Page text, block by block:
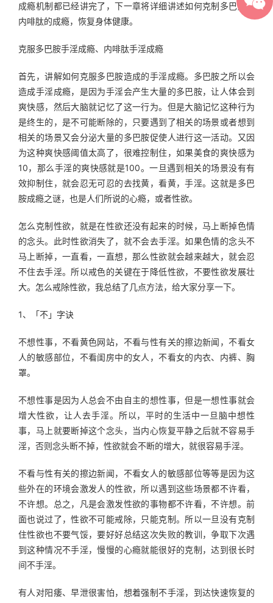
成瘾机制都已经讲完了，下一章将详细讲述如何克制多巴胺、
内啡肽的成瘾，恢复身体健康。
克服多巴胺手淫成瘾、内啡肽手淫成瘾
首先，讲解如何克服多巴胺造成的手淫成瘾。多巴胺之所以会
造成手淫成瘾，是因为手淫会产生大量的多巴胺，让人体会到
爽快感，然后大脑就记忆了这一行为。但是大脑记忆这种行为
是终生的，是不可能断除的，只要遇到了相关的场景或者想到
相关的场景又会分泌大量的多巴胺促使人进行这一活动。又因
为这种爽快感阈值太高了，很难控制住，如果美食的爽快感为
10，那么手淫的爽快感就是100。一旦遇到相关的场景没有有
效抑制住，就会忍无可忍的去找黄，看黄，手淫。这就是多巴
胺成瘾之谜，也是人们所说的心瘾，或者性欲。
怎么克制性欲，就是在性欲还没有起来的时候，马上断掉色情
的念头。此时性欲消失了，就不会去手淫。如果色情的念头不
马上断掉，一直看，一直想，那么性欲就会越来越大，就会忍
不住去手淫。所以戒色的关键在于降低性欲，不要性欲发展壮
大。怎么戒除性欲，我总结了几点方法，给大家分享一下。
1、「不」字诀
不想性事，不看黄色网站，不看与性有关的擦边新闻，不看女
人的敏感部位，不看闺房中的女人，不看女的内衣、内裤、胸
罩。
不想性事是因为人总会不由自主的想性事，但是一想性事就会
增大性欲，让人去手淫。所以，平时的生活中一旦脑中想性
事，马上就要断掉这个念头，当内心恢复平静之后就不容易手
淫，否则念头断不掉，性欲就会不断的增大，就很容易手淫。
不看与性有关的擦边新闻，不看女人的敏感部位等等是因为这
些外在的环境会激发人的性欲，所以遇到这些场景都不许看，
不许想。总之，凡是会激发性欲的事物都不许看，不许想。前
面也说过了，性欲不可能戒除，只能克制。所以一旦没有克制
住性欲也不要气馁，要好好总结这次失败的教训，争取下次遇
到这种情况不手淫，慢慢的心瘾就能很好的克制，达到很长时
间不手淫。
有人对阳痿、早泄很害怕，想着强制不手淫，到达快速恢复的